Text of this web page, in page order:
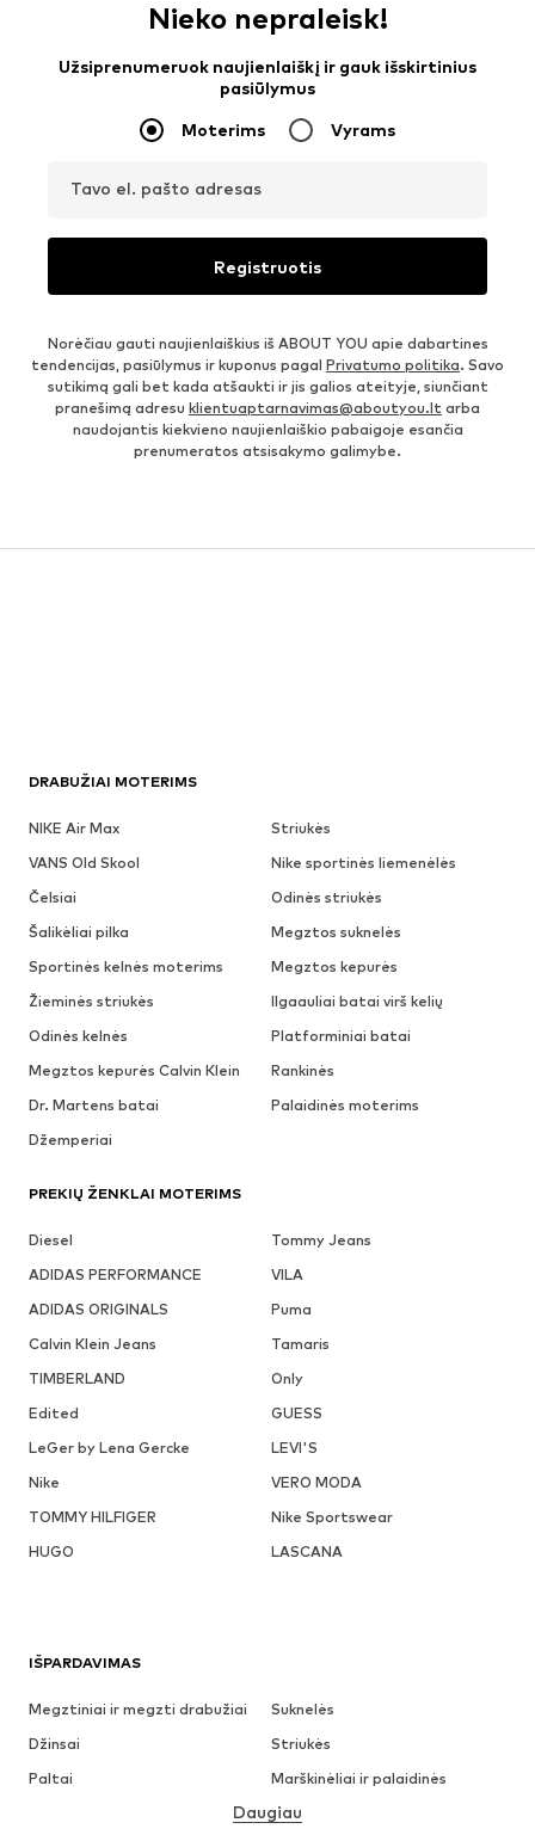
Nieko nepraleisk!
Užsiprenumeruok naujienlaiškį ir gauk išskirtinius
pasiūlymus
Moterims Vyrams
Tavo el. pašto adresas
Registruotis
Norėčiau gauti naujienlaiškius iš ABOUT YOU apie dabartines
tendencijas, pasiūlymus ir kuponus pagal Privatumo politika. Savo
sutikimą gali bet kada atšaukti ir jis galios ateityje, siunčiant
pranešimą adresu klientuaptarnavimas@aboutyou.lt arba
naudojantis kiekvieno naujienlaiškio pabaigoje esančia
prenumeratos atsisakymo galimybe.
DRABUŽIAI MOTERIMS
NIKE Air Max
Striukės
VANS Old Skool
Nike sportinės liemenėlės
Čelsiai
Odinės striukės
Šalikėliai pilka
Megztos suknelės
Sportinės kelnės moterims
Megztos kepurės
Žieminės striukės
Ilgaauliai batai virš kelių
Odinės kelnės
Platforminiai batai
Megztos kepurės Calvin Klein
Rankinės
Dr. Martens batai
Palaidinės moterims
Džemperiai
PREKIŲ ŽENKLAI MOTERIMS
Diesel
Tommy Jeans
ADIDAS PERFORMANCE
VILA
ADIDAS ORIGINALS
Puma
Calvin Klein Jeans
Tamaris
TIMBERLAND
Only
Edited
GUESS
LeGer by Lena Gercke
LEVI'S
Nike
VERO MODA
TOMMY HILFIGER
Nike Sportswear
HUGO
LASCANA
IŠPARDAVIMAS
Megztiniai ir megzti drabužiai
Suknelės
Džinsai
Striukės
Paltai
Marškinėliai ir palaidinės
Apatiniai
Daugiau